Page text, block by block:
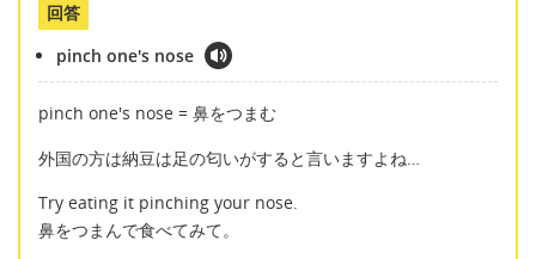
回答
pinch one's nose
pinch one's nose = 鼻をつまむ
外国の方は納豆は足の匂いがすると言いますよね…
Try eating it pinching your nose.
鼻をつまんで食べてみて。